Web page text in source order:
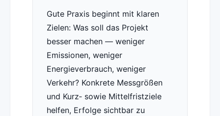
Gute Praxis beginnt mit klaren
Zielen: Was soll das Projekt
besser machen — weniger
Emissionen, weniger
Energieverbrauch, weniger
Verkehr? Konkrete Messgrößen
und Kurz‑ sowie Mittelfristziele
helfen, Erfolge sichtbar zu